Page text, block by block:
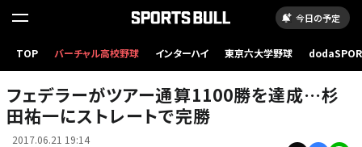
今日の予定
TOP バーチャル高校野球 インターハイ 東京六大学野球
ロジャー・フェデラー（2017年6月20日）(c) Getty Images
フェデラーがツアー通算1100勝を達成…杉
田祐一にストレートで完勝
2017.06.21 19:14